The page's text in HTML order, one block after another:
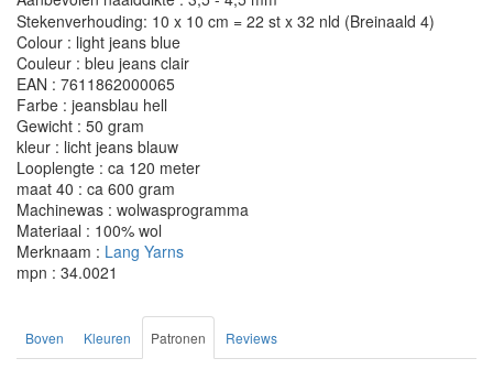
Stekenverhouding: 10 x 10 cm = 22 st x 32 nld (Breinaald 4)
Colour : light jeans blue
Couleur : bleu jeans clair
EAN : 7611862000065
Farbe : jeansblau hell
Gewicht : 50 gram
kleur : licht jeans blauw
Looplengte : ca 120 meter
maat 40 : ca 600 gram
Machinewas : wolwasprogramma
Materiaal : 100% wol
Merknaam : Lang Yarns
mpn : 34.0021
Boven Kleuren Patronen Reviews